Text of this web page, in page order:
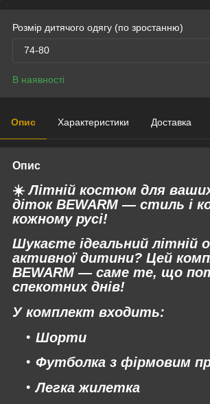
Розмір дитячого одягу (по зростанню)
74-80
В наявності
Опис Характеристики Доставка
Опис
☀️Літній костюм для
діток BEWARM — стиль і
кожному русі!
Шукаєте ідеальний літній
активної дитини? Цей
BEWARM — саме те, що
спекотних днів!
У комплект входить:
Шорти
Футболка з фірмовим
Легка жилетка